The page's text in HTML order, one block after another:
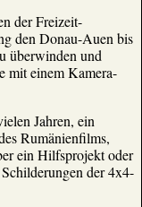
der Freizeit-
den Donau-Auen bis
überwinden und
mit einem Kamera-
Jahren, ein
Rumänienfilms,
ein Hilfsprojekt oder
der 4x4-